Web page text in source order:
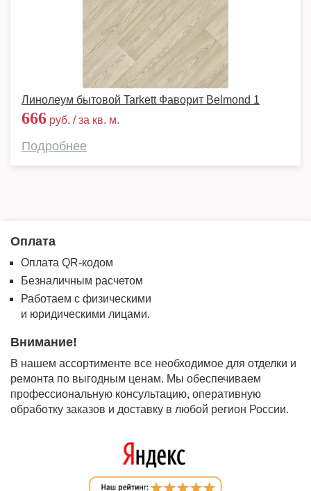
Линолеум бытовой Tarkett Фаворит Belmond 1
666 руб. / за кв. м.
Подробнее
Оплата
Оплата QR-кодом
Безналичным расчетом
Работаем с физическими
и юридическими лицами.
Внимание!
В нашем ассортименте все необходимое для отделки и
ремонта по выгодным ценам. Мы обеспечиваем
профессиональную консультацию, оперативную
обработку заказов и доставку в любой регион России.